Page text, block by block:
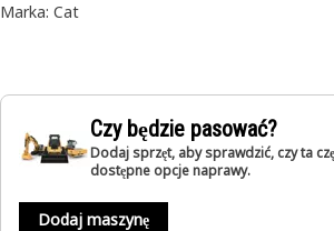
Marka: Cat
Czy będzie pasować?
Dodaj sprzęt, aby sprawdzić, czy ta
dostępne opcje naprawy.
Dodaj maszynę